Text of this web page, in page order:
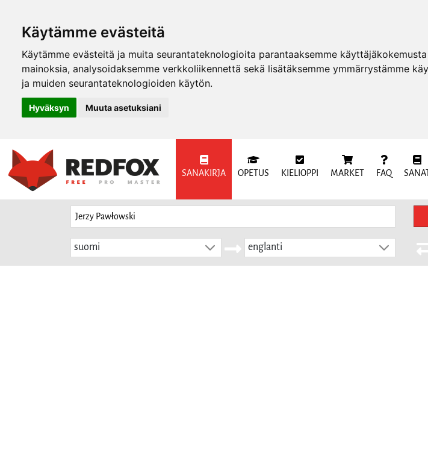
Käytämme evästeitä
Käytämme evästeitä ja muita seurantateknologioita parantaaksemme
mainoksia, analysoidaksemme verkkoliikennettä sekä lisätäksemme ymmärrystämme
ja muiden seurantateknologioiden käytön.
Hyväksyn Muuta asetuksiani
SANAKIRJA OPETUS KIELIOPPI MARKET FAQ
suomi englanti